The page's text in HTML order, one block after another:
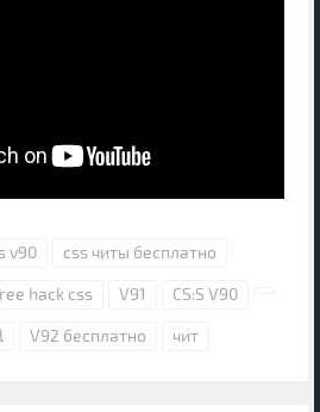
v90 css читы бесплатно
hack css V91 CS:S V90
V92 бесплатно чит